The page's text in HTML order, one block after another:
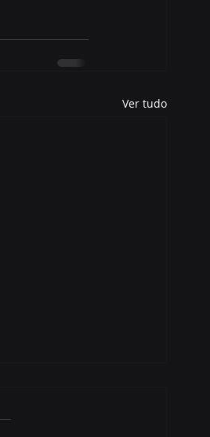
Ver tudo